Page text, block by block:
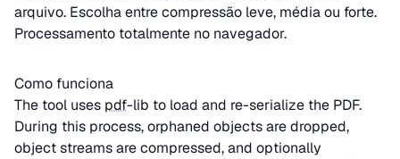
arquivo. Escolha entre compressão leve, média ou forte.
Processamento totalmente no navegador.
Como funciona
The tool uses pdf-lib to load and re-serialize the PDF.
During this process, orphaned objects are dropped,
object streams are compressed, and optionally